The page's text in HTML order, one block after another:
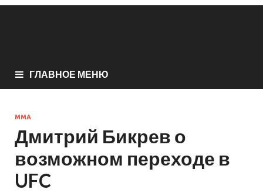
ГЛАВНОЕ МЕНЮ
MMA
Дмитрий Бикрев о
возможном переходе в
UFC